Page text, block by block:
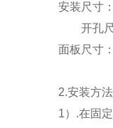
安装尺寸
开孔
面板尺寸
2.安装方
1）.在固